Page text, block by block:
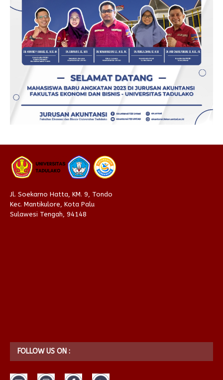
Jl. Soekarno Hatta, KM. 9, Tondo
Kec. Mantikulore, Kota Palu
Sulawesi Tengah, 94148
FOLLOW US ON :